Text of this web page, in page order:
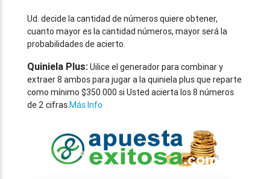
Ud. decide la cantidad de números quiere obtener,
cuanto mayor es la cantidad números, mayor será la
probabilidades de acierto.
Quiniela Plus:Uilice el generador para combinar y
extraer 8 ambos para jugar a la quiniela plus que reparte
como mínimo $350.000 si Usted acierta los 8 números
de 2 cifras.Más Info